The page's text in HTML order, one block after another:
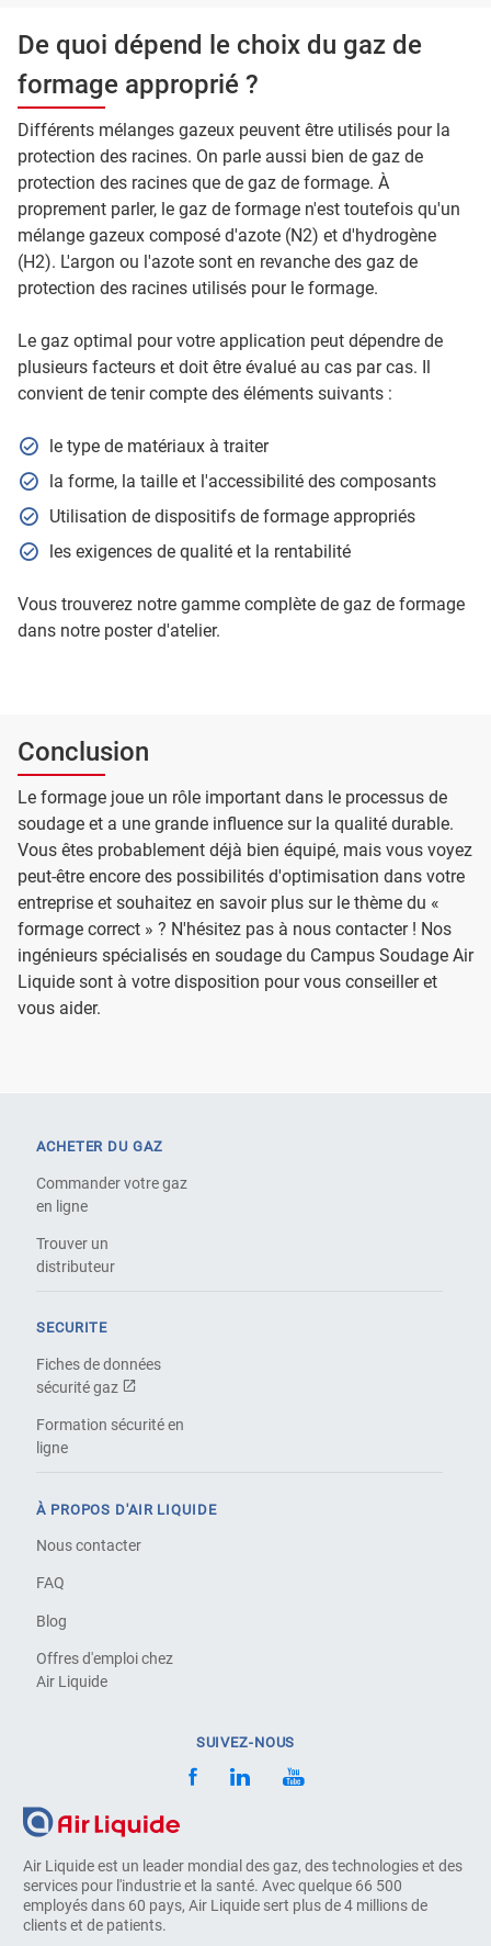
De quoi dépend le choix du gaz de
formage approprié ?
Différents mélanges gazeux peuvent être utilisés pour la
protection des racines. On parle aussi bien de gaz de
protection des racines que de gaz de formage. À
proprement parler, le gaz de formage n'est toutefois qu'un
mélange gazeux composé d'azote (N2) et d'hydrogène
(H2). L'argon ou l'azote sont en revanche des gaz de
protection des racines utilisés pour le formage.
Le gaz optimal pour votre application peut dépendre de
plusieurs facteurs et doit être évalué au cas par cas. Il
convient de tenir compte des éléments suivants :
le type de matériaux à traiter
la forme, la taille et l'accessibilité des composants
Utilisation de dispositifs de formage appropriés
les exigences de qualité et la rentabilité
Vous trouverez notre gamme complète de gaz de formage
dans notre poster d'atelier.
Conclusion
Le formage joue un rôle important dans le processus de
soudage et a une grande influence sur la qualité durable.
Vous êtes probablement déjà bien équipé, mais vous voyez
peut-être encore des possibilités d'optimisation dans votre
entreprise et souhaitez en savoir plus sur le thème du «
formage correct » ? N'hésitez pas à nous contacter ! Nos
ingénieurs spécialisés en soudage du Campus Soudage Air
Liquide sont à votre disposition pour vous conseiller et
vous aider.
Air Liquide est un leader mondial des gaz, des technologies et des
services pour l'industrie et la santé. Avec quelque 66 500
employés dans 60 pays, Air Liquide sert plus de 4 millions de
clients et de patients.
ACHETER DU GAZ
Commander votre gaz
en ligne
Trouver un
distributeur
SECURITE
Fiches de données
sécurité gaz
Formation sécurité en
ligne
À PROPOS D'AIR LIQUIDE
Nous contacter
FAQ
Blog
Offres d'emploi chez
Air Liquide
SUIVEZ-NOUS